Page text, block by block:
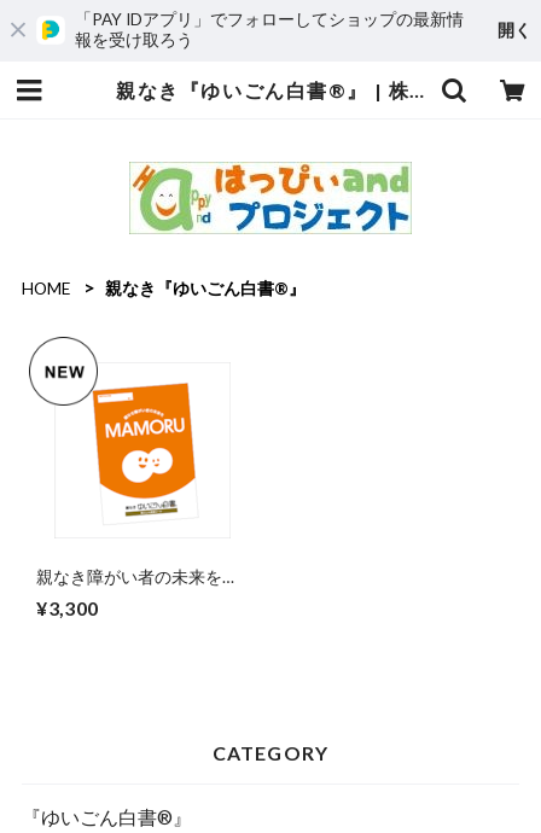
「PAY IDアプリ」でフォローしてショップの最新情
報を受け取ろう
開く
親なき『ゆいごん白書®』 | 株式会社はっぴぃandプロジェクト
HOME 親なき『ゆいごん白書®』
親なき障がい者の未来を
¥3,300
CATEGORY
『ゆいごん白書®』